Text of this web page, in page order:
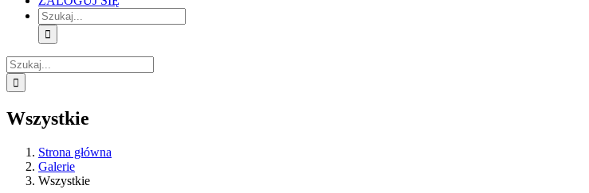
Szukaj
Szukaj
Wszystkie
Strona główna
Galerie
Wszystkie